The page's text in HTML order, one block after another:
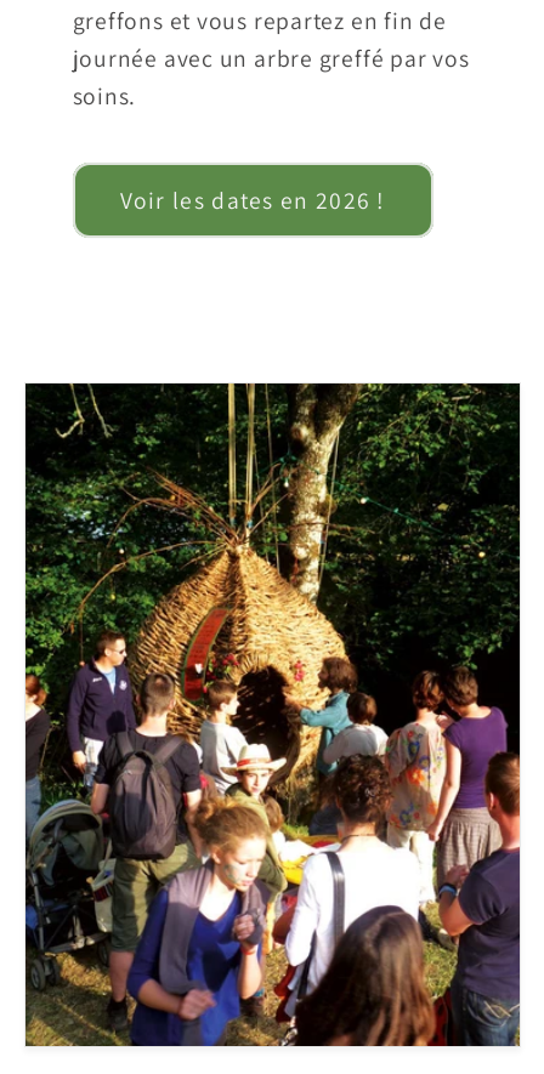
greffons et vous repartez en fin de
journée avec un arbre greffé par vos
soins.
Voir les dates en 2026 !